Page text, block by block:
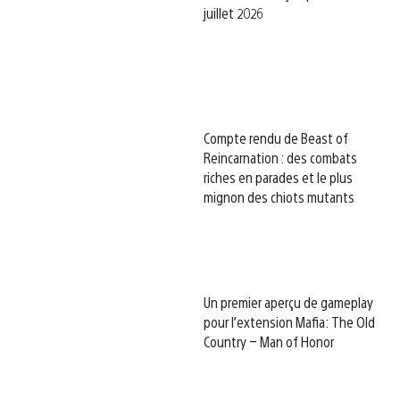
juillet 2026
Compte rendu de Beast of
Reincarnation : des combats
riches en parades et le plus
mignon des chiots mutants
Un premier aperçu de gameplay
pour l’extension Mafia: The Old
Country – Man of Honor